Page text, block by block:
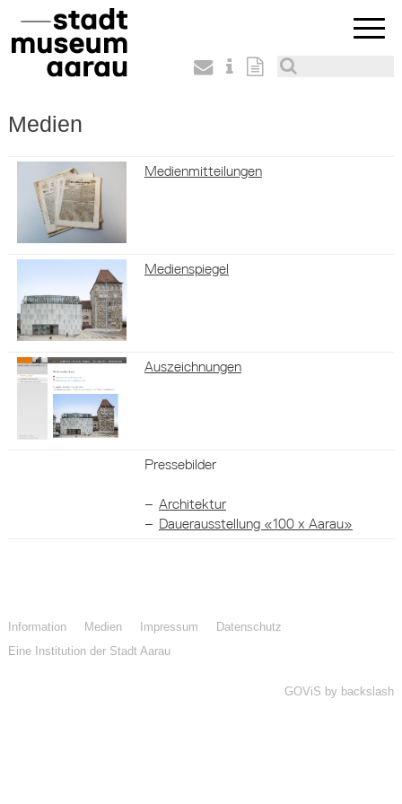
Medien
Medienmitteilungen
Medienspiegel
Auszeichnungen
Pressebilder
Architektur
Dauerausstellung «100 x Aarau»
Information Medien Impressum
Datenschutz
Eine Institution der Stadt Aarau
GOViS by backslash